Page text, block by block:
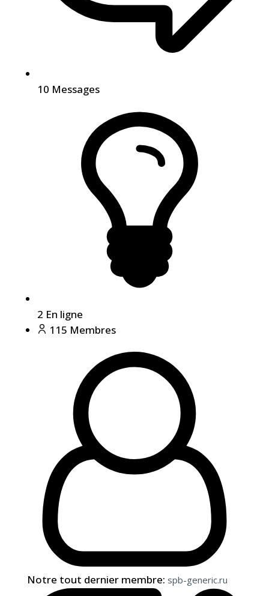
10 Messages
2 En ligne
115 Membres
Notre tout dernier membre: spb-generic.ru